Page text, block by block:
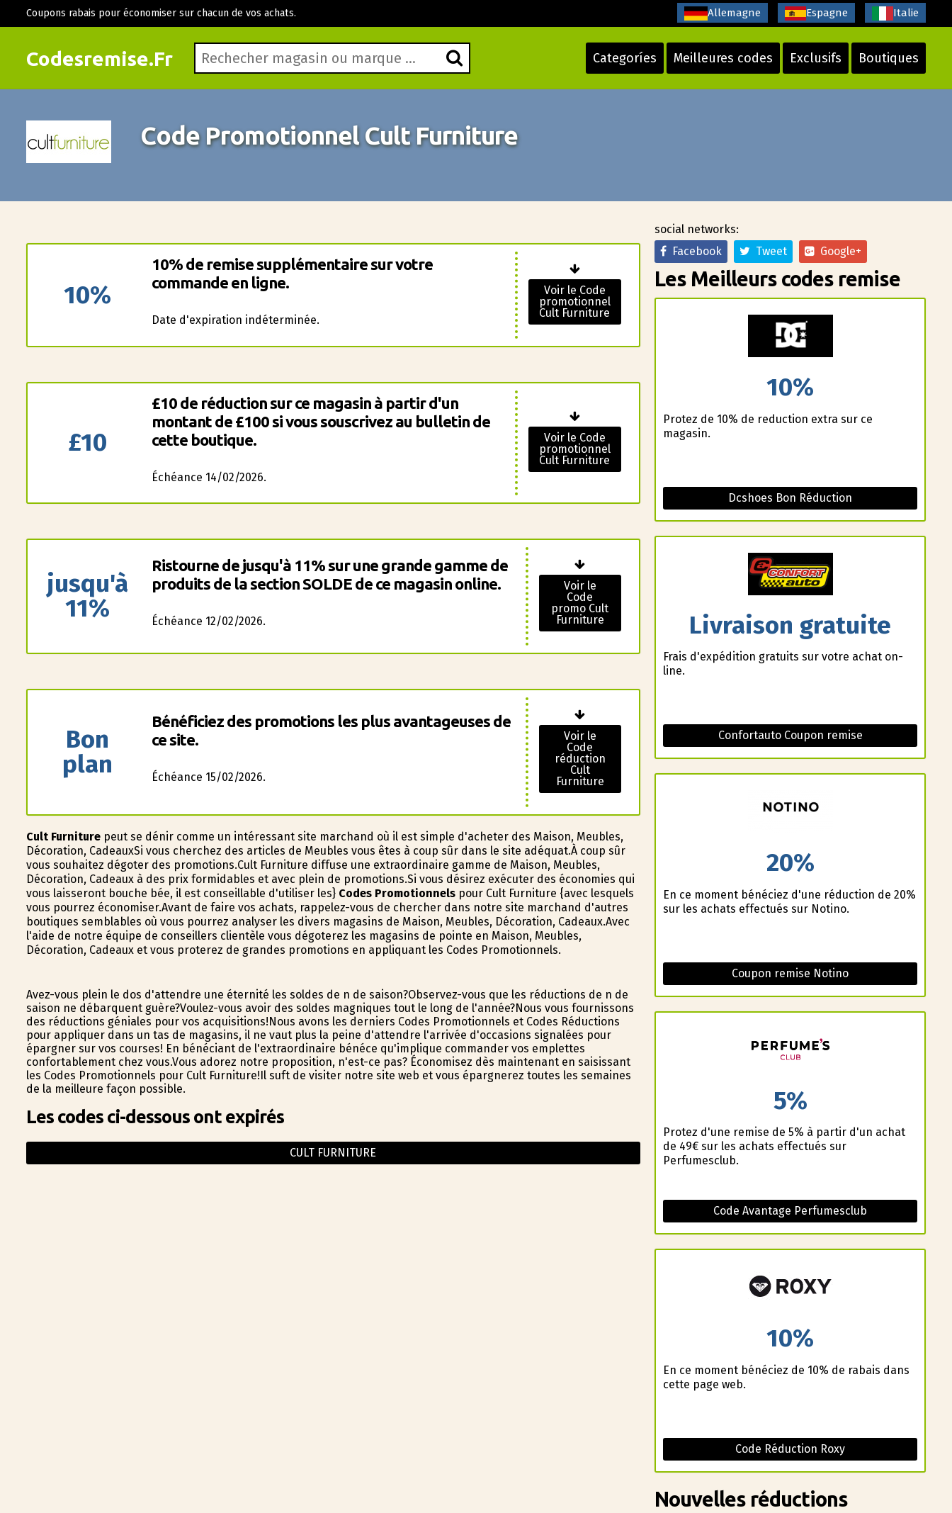
Codesremise.Fr Categoríes Meilleures codes Exclusifs Boutiques
Coupons rabais pour économiser sur chacun de vos achats. Allemagne Espagne Italie
Code Promotionnel Cult Furniture
10%
10% de remise supplémentaire sur votre
commande en ligne.
Date d'expiration indéterminée.
Voir le Code
promotionnel
Cult Furniture
£10
£10 de réduction sur ce magasin à partir d'un
montant de £100 si vous souscrivez au bulletin de
cette boutique.
Échéance 14/02/2026.
Voir le Code
promotionnel
Cult Furniture
jusqu'à
11%
Ristourne de jusqu'à 11% sur une grande gamme de
produits de la section SOLDE de ce magasin online.
Échéance 12/02/2026.
Voir le
Code
promo Cult
Furniture
Bon
plan
Bénéficiez des promotions les plus avantageuses de
ce site.
Échéance 15/02/2026.
Voir le
Code
réduction
Cult
Furniture
Cult Furniturepeut se définir comme un intéressant site marchand où il est simple d'acheter des Maison, Meubles,
Décoration, CadeauxSi vous cherchez des articles de Meubles vous êtes à coup sûr dans le site adéquat.À coup sûr
vous souhaitez dégoter des promotions.Cult Furniture diffuse une extraordinaire gamme de Maison, Meubles,
Décoration, Cadeaux à des prix formidables et avec plein de promotions.Si vous désirez exécuter des économies qui
vous laisseront bouche bée, il est conseillable d'utiliser les} Codes Promotionnelspour Cult Furniture {avec lesquels
vous pourrez économiser.Avant de faire vos achats, rappelez-vous de chercher dans notre site marchand d'autres
boutiques semblables où vous pourrez analyser les divers magasins de Maison, Meubles, Décoration, Cadeaux.Avec
l'aide de notre équipe de conseillers clientèle vous dégoterez les magasins de pointe en Maison, Meubles,
Décoration, Cadeaux et vous profiterez de grandes promotions en appliquant les Codes Promotionnels.
Avez-vous plein le dos d'attendre une éternité les soldes de fin de saison?Observez-vous que les réductions de fin de
saison ne débarquent guère?Voulez-vous avoir des soldes magnifiques tout le long de l'année?Nous vous fournissons
des réductions géniales pour vos acquisitions!Nous avons les derniers Codes Promotionnels et Codes Réductions
pour appliquer dans un tas de magasins, il ne vaut plus la peine d'attendre l'arrivée d'occasions signalées pour
épargner sur vos courses! En bénéficiant de l'extraordinaire bénéfice qu'implique commander vos emplettes
confortablement chez vous.Vous adorez notre proposition, n'est-ce pas? Économisez dès maintenant en saisissant
les Codes Promotionnels pour Cult Furniture!Il suffit de visiter notre site web et vous épargnerez toutes les semaines
de la meilleure façon possible.
Les codes ci-dessous ont expirés
CULT FURNITURE
social networks:
Facebook
Tweet Google+
Les Meilleurs codes remise
10%
Profitez de 10% de reduction extra sur ce
magasin.
Dcshoes Bon Réduction
Livraison gratuite
Frais d'expédition gratuits sur votre achat on-
line.
Confortauto Coupon remise
20%
En ce moment bénéficiez d'une réduction de 20%
sur les achats effectués sur Notino.
Coupon remise Notino
5%
Profitez d'une remise de 5% à partir d'un achat
de 49€ sur les achats effectués sur
Perfumesclub.
Code Avantage Perfumesclub
10%
En ce moment bénéficiez de 10% de rabais dans
cette page web.
Code Réduction Roxy
Nouvelles réductions